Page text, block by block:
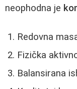
neophodna je
Redovna
Fizička
Balansirana